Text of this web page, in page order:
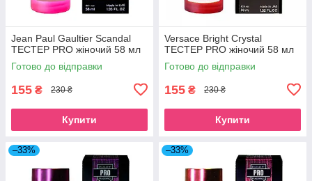
Jean Paul Gaultier Scandal
ТЕСТЕР PRO жіночий 58 мл
Готово до відправки
155 ₴ 230 ₴
Купити
Versace Bright Crystal
ТЕСТЕР PRO жіночий 58 мл
Готово до відправки
155 ₴ 230 ₴
Купити
–33% –33%